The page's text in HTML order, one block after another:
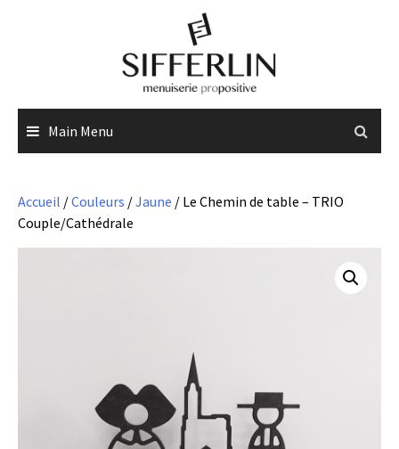
Main Menu
Accueil /Couleurs /Jaune / Le Chemin de table – TRIO
Couple/Cathédrale